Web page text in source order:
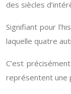
des siècles
Signifiant pour
laquelle quatre
C’est
représentent une